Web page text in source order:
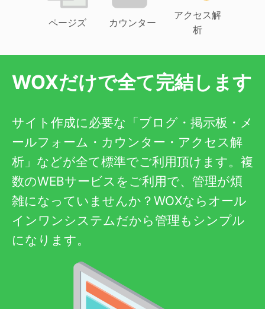
ページズ カウンター
アクセス解
析
WOXだけで全て完結します
サイト作成に必要な「ブログ・掲示板・メ
ールフォーム・カウンター・アクセス解
析」などが全て標準でご利用頂けます。複
数のWEBサービスをご利用で、管理が煩
雑になっていませんか？WOXならオール
インワンシステムだから管理もシンプル
になります。